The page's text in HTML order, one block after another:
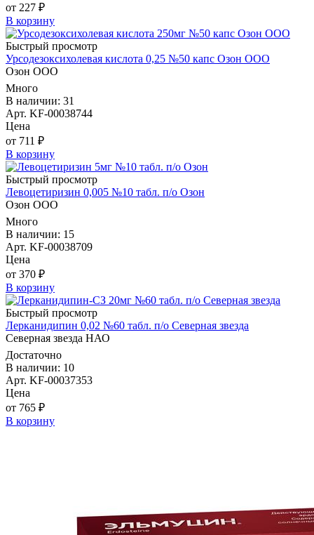
от 227 ₽
В корзину
Быстрый просмотр
Урсодезоксихолевая кислота 0,25 №50 капс Озон ООО
Озон ООО
Много
В наличии: 31
Арт. KF-00038744
Цена
от 711 ₽
В корзину
Быстрый просмотр
Левоцетиризин 0,005 №10 табл. п/о Озон
Озон ООО
Много
В наличии: 15
Арт. KF-00038709
Цена
от 370 ₽
В корзину
Быстрый просмотр
Лерканидипин 0,02 №60 табл. п/о Северная звезда
Северная звезда НАО
Достаточно
В наличии: 10
Арт. KF-00037353
Цена
от 765 ₽
В корзину